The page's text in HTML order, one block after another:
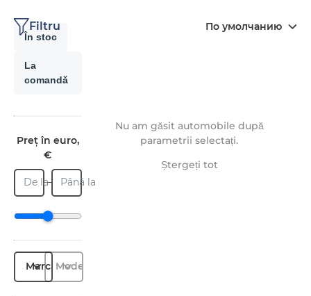
Filtru По умолчанию
În stoc
La
comandă
Preț în euro,
€
De la Până la
MarcăModel
Nu am găsit automobile după
parametrii selectați.
Ștergeți tot